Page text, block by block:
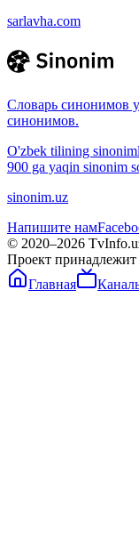
sarlavha.com
Словарь синонимов
синонимов.
O'zbek tilining
900 ga yaqin sinonim
sinonim.uz
Напишите нам
© 2020–2026
Проект принадлежит
Главная